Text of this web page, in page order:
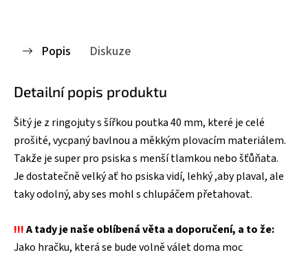
Popis Diskuze
Detailní popis produktu
Šitý je z ringojuty s šířkou poutka 40 mm, které je celé
prošité, vycpaný bavlnou a měkkým plovacím materiálem.
Takže je super pro psiska s menší tlamkou nebo šťůňata.
Je dostatečně velký ať ho psiska vidí, lehký ,aby plaval, ale
taky odolný, aby ses mohl s chlupáčem přetahovat.
!!!A tady je naše oblíbená věta a doporučení, a to že:
Jako hračku, která se bude volně válet doma moc